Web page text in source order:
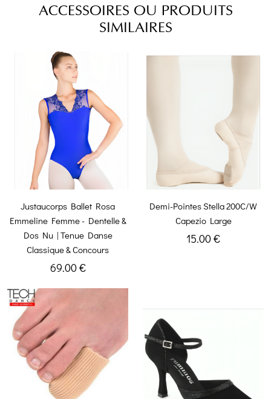
ACCESSOIRES OU PRODUITS
SIMILAIRES
Justaucorps Ballet Rosa
Emmeline Femme - Dentelle &
Dos Nu | Tenue Danse
Classique & Concours
69.00 €
Demi-Pointes Stella 200C/W
Capezio Large
15.00 €